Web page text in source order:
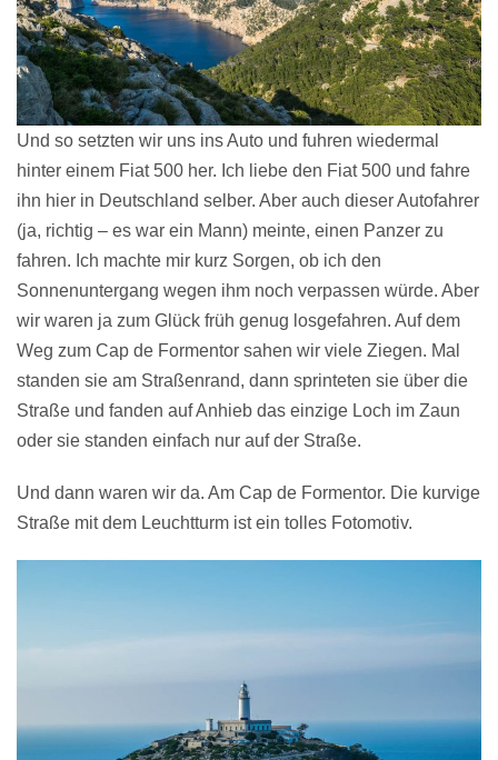
Und so setzten wir uns ins Auto und fuhren wiedermal
hinter einem Fiat 500 her. Ich liebe den Fiat 500 und fahre
ihn hier in Deutschland selber. Aber auch dieser Autofahrer
(ja, richtig – es war ein Mann) meinte, einen Panzer zu
fahren. Ich machte mir kurz Sorgen, ob ich den
Sonnenuntergang wegen ihm noch verpassen würde. Aber
wir waren ja zum Glück früh genug losgefahren. Auf dem
Weg zum Cap de Formentor sahen wir viele Ziegen. Mal
standen sie am Straßenrand, dann sprinteten sie über die
Straße und fanden auf Anhieb das einzige Loch im Zaun
oder sie standen einfach nur auf der Straße.
Und dann waren wir da. Am Cap de Formentor. Die kurvige
Straße mit dem Leuchtturm ist ein tolles Fotomotiv.